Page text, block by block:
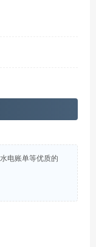
电账单等优质的